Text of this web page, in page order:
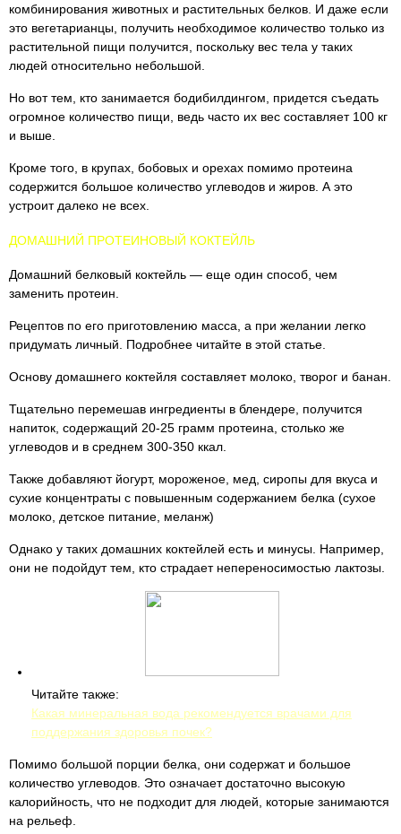
комбинирования животных и растительных белков. И даже если
это вегетарианцы, получить необходимое количество только из
растительной пищи получится, поскольку вес тела у таких
людей относительно небольшой.
Но вот тем, кто занимается бодибилдингом, придется съедать
огромное количество пищи, ведь часто их вес составляет 100 кг
и выше.
Кроме того, в крупах, бобовых и орехах помимо протеина
содержится большое количество углеводов и жиров. А это
устроит далеко не всех.
ДОМАШНИЙ ПРОТЕИНОВЫЙ КОКТЕЙЛЬ
Домашний белковый коктейль — еще один способ, чем
заменить протеин.
Рецептов по его приготовлению масса, а при желании легко
придумать личный. Подробнее читайте в этой статье.
Основу домашнего коктейля составляет молоко, творог и банан.
Тщательно перемешав ингредиенты в блендере, получится
напиток, содержащий 20-25 грамм протеина, столько же
углеводов и в среднем 300-350 ккал.
Также добавляют йогурт, мороженое, мед, сиропы для вкуса и
сухие концентраты с повышенным содержанием белка (сухое
молоко, детское питание, меланж)
Однако у таких домашних коктейлей есть и минусы. Например,
они не подойдут тем, кто страдает непереносимостью лактозы.
Читайте также:
Какая минеральная вода рекомендуется врачами для
поддержания здоровья почек?
Помимо большой порции белка, они содержат и большое
количество углеводов. Это означает достаточно высокую
калорийность, что не подходит для людей, которые занимаются
на рельеф.